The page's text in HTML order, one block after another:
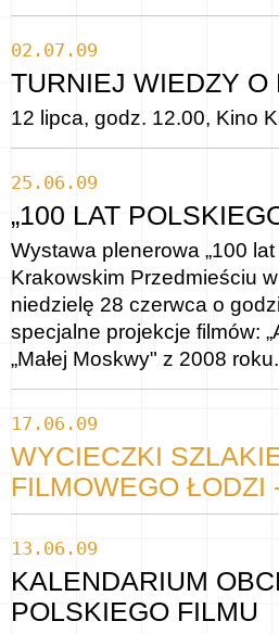
02.07.09
TURNIEJ WIEDZY O
12 lipca, godz. 12.00, Kino
25.06.09
„100 LAT
Wystawa plenerowa „100
Krakowskim Przedmieściu
niedzielę 28 czerwca o
specjalne projekcje filmów:
„Małej Moskwy" z 2008 roku.
17.06.09
WYCIECZKI
FILMOWEGO ŁODZI
13.06.09
KALENDARIUM
POLSKIEGO FILMU